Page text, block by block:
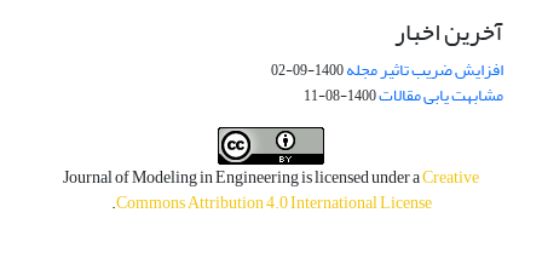
آخرین اخبار
افزایش ضریب تاثیر مجله1400-09-02
مشابهت یابی مقالات1400-08-11
Journal of Modeling in Engineering is licensed under aCreative
Commons Attribution 4.0 International License
.